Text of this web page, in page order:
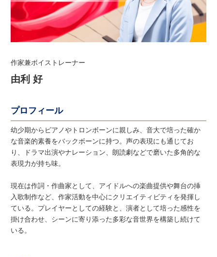
作家兼ボイストレーナー
由利 好
プロフィール
幼少期からピアノやトロンボーンに親しみ、音大で培った確か
な音楽的素養をバックボーンに持つ。声の表現にも通じてお
り、ドラマ出演やナレーション、朗読劇などで磨いた多角的な
表現力が持ち味。
現在は作詞・作曲家として、アイドルへの楽曲提供や舞台の挿
入歌制作など、作家活動を中心にクリエイティビティを発揮し
ている。プレイヤーとしての経験と、演者として培った感性を
掛け合わせ、シーンに寄り添った多彩な音世界を構築し続けて
いる。